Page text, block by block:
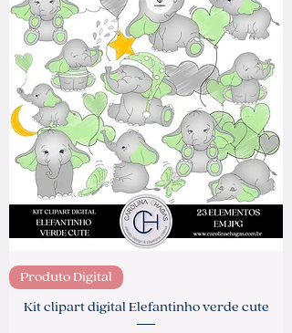
Produto Digital
Kit clipart digital Elefantinho verde cute